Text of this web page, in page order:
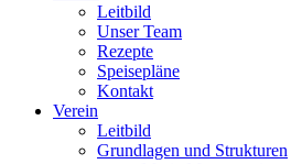
Leitbild
Unser Team
Rezepte
Speisepläne
Kontakt
Verein
Leitbild
Grundlagen und Strukturen